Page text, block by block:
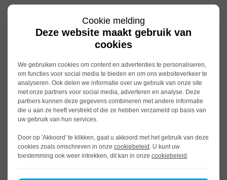
Cookie melding
Deze website maakt gebruik van
cookies
We gebruiken cookies om content en advertenties te personaliseren,
om functies voor social media te bieden en om ons websiteverkeer te
analyseren. Ook delen we informatie over uw gebruik van onze site
met onze partners voor social media, adverteren en analyse. Deze
partners kunnen deze gegevens combineren met andere informatie
die u aan ze heeft verstrekt of die ze hebben verzameld op basis van
uw gebruik van hun services.
Door op 'Akkoord' te klikken, gaat u akkoord met het gebruik van deze
cookies zoals omschreven in onze cookiebeleid . U kunt uw
toestemming ook weer intrekken, dit kan in onze cookiebeleid .